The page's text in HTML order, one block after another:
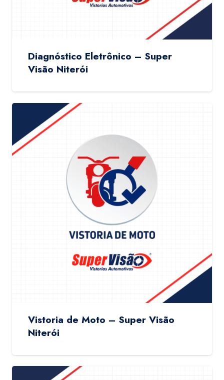
Diagnóstico Eletrônico – Super
Visão Niterói
Vistoria de Moto – Super Visão
Niterói